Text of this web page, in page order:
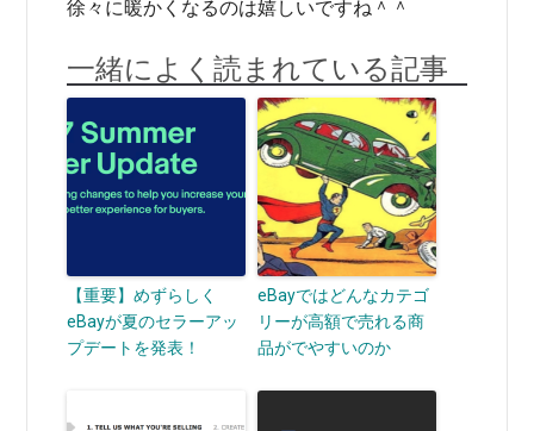
徐々に暖かくなるのは嬉しいですね＾＾
一緒によく読まれている記事
【重要】めずらしく
eBayが夏のセラーアッ
プデートを発表！
eBayではどんなカテゴ
リーが高額で売れる商
品がでやすいのか